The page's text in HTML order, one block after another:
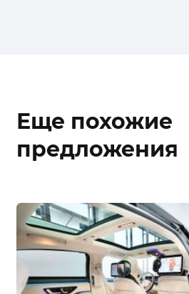
Еще похожие
предложения